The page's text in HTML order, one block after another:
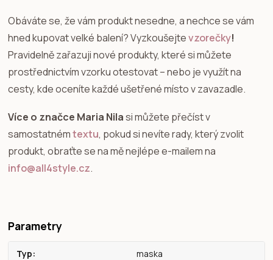
Obáváte se, že vám produkt nesedne, a nechce se vám
hned kupovat velké balení? Vyzkoušejtevzorečky!
Pravidelně zařazuji nové produkty, které si můžete
prostřednictvím vzorku otestovat – nebo je využít na
cesty, kde oceníte každé ušetřené místo v zavazadle.
Více o značce Maria Nilasi můžete přečíst v
samostatnémtextu, pokud si nevíte rady, který zvolit
produkt, obraťte se na mě nejlépe e-mailem na
info@all4style.cz.
Parametry
Typ maska